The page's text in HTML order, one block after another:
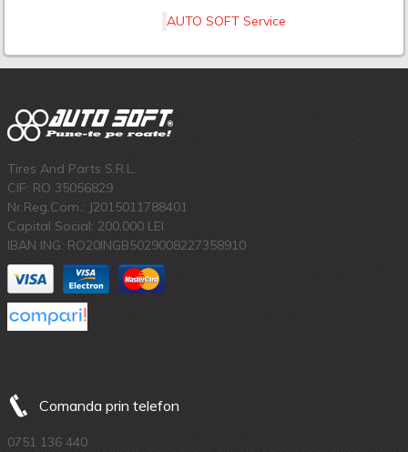
AUTO SOFT Service
Tires And Parts S.R.L.
CIF: RO 35056829
Nr.Reg.Com.: J2015011788401
Capital Social: 200.000 LEI
IBAN ING: RO20INGB5029008227358910
Comanda prin telefon
0751 136 440